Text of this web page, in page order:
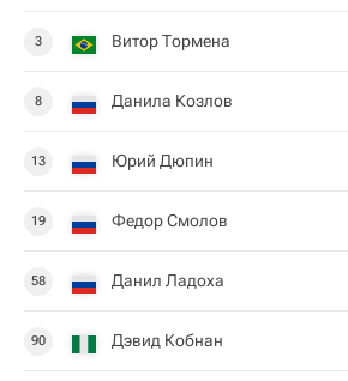
3 Витор Тормена
8 Данила Козлов
13 Юрий Дюпин
19 Федор Смолов
58 Данил Ладоха
90 Дэвид Кобнан